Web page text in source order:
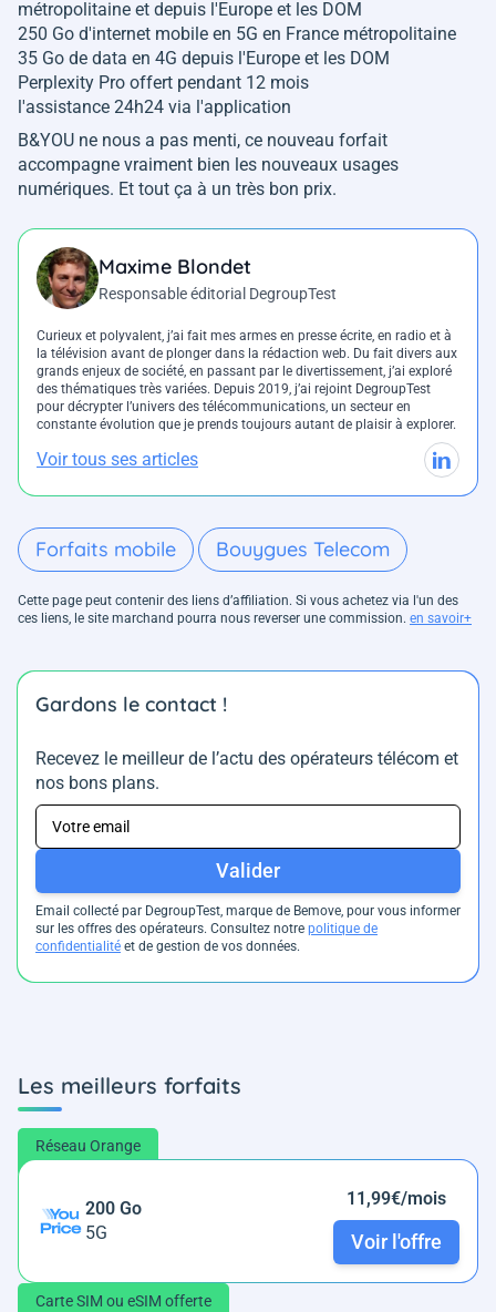
métropolitaine et depuis l'Europe et les DOM
250 Go d'internet mobile en 5G en France métropolitaine
35 Go de data en 4G depuis l'Europe et les DOM
Perplexity Pro offert pendant 12 mois
l'assistance 24h24 via l'application
B&YOU ne nous a pas menti, ce nouveau forfait
accompagne vraiment bien les nouveaux usages
numériques. Et tout ça à un très bon prix.
Maxime Blondet
Responsable éditorial DegroupTest
Curieux et polyvalent, j’ai fait mes armes en presse écrite, en radio et à
la télévision avant de plonger dans la rédaction web. Du fait divers aux
grands enjeux de société, en passant par le divertissement, j’ai exploré
des thématiques très variées. Depuis 2019, j’ai rejoint DegroupTest
pour décrypter l’univers des télécommunications, un secteur en
constante évolution que je prends toujours autant de plaisir à explorer.
Voir tous ses articles
Forfaits mobile Bouygues Telecom
Cette page peut contenir des liens d’affiliation. Si vous achetez via l'un des
ces liens, le site marchand pourra nous reverser une commission. en savoir+
Gardons le contact !
Recevez le meilleur de l’actu des opérateurs télécom et
nos bons plans.
Valider
Email collecté par DegroupTest, marque de Bemove, pour vous informer
sur les offres des opérateurs. Consultez notre politique de
confidentialité et de gestion de vos données.
Les meilleurs forfaits
Réseau Orange
200 Go
5G
11,99€/mois
Voir l'offre
Carte SIM ou eSIM offerte